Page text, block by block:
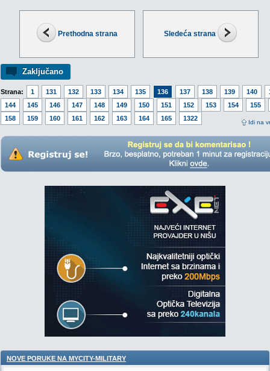
Prethodna strana Sledeća strana
Zaključano
Strana: 1 131 132 133 134 135 136 137 138 139 140
144
145 146 147 148 149 150 151 152 153 154
155
158
159 160 161 162 163 164 165 1322
Idi na
NOVE PORUKE NA MYCITY-MILITARY